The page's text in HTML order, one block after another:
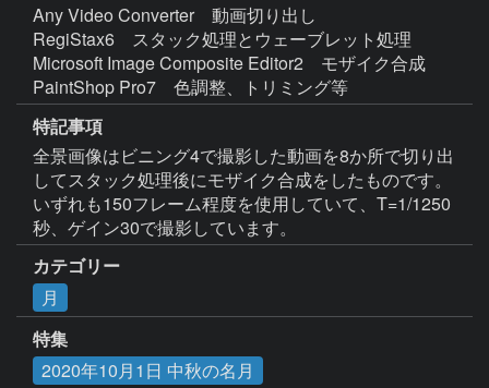
Any Video Converter　動画切り出し
RegiStax6　スタック処理とウェーブレット処理
Microsoft Image Composite Editor2　モザイク合成
PaintShop Pro7　色調整、トリミング等
特記事項
全景画像はビニング4で撮影した動画を8か所で切り出
してスタック処理後にモザイク合成をしたものです。
いずれも150フレーム程度を使用していて、T=1/1250
秒、ゲイン30で撮影しています。
カテゴリー
月
特集
2020年10月1日 中秋の名月